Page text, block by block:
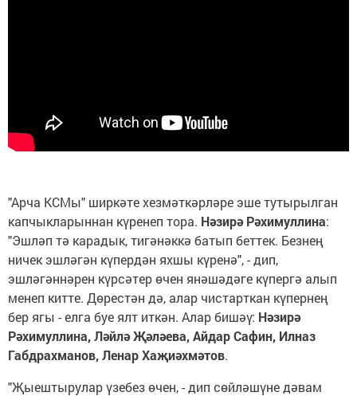
"Арча КСМы" ширкәте хезмәткәрләре эше тутырылган
капчыкларыннан күренеп тора. Нәзирә Рәхимуллина:
"Эшләп тә карадык, тигәнәккә батып беттек. Безнең
ничек эшләгән күпердән яхшы күренә", - дип,
эшләгәннәрен күрсәтер өчен янәшәдәге күпергә алып
менеп китте. Дөрестән дә, алар чистарткан күпернең
бер ягы - елга буе ялт иткән. Алар бишәү: Нәзирә
Рәхимуллина, Ләйлә Җәләева, Айдар Сафин, Илназ
Габдрахманов, Ленар Хаҗиәхмәтов.
"Җыештырулар үзебез өчен, - дип сөйләшүне дәвам